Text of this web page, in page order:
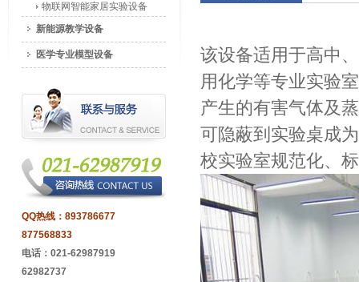
该设备适用于高中
用化学等专业实验
产生的有害气体及
可隐蔽到实验桌成
校实验室规范化、
物联网智能家居实验设备
新能源教学设备
医学专业模型设备
QQ热线： 893786677
877568833
电话：021-62987919
62982737